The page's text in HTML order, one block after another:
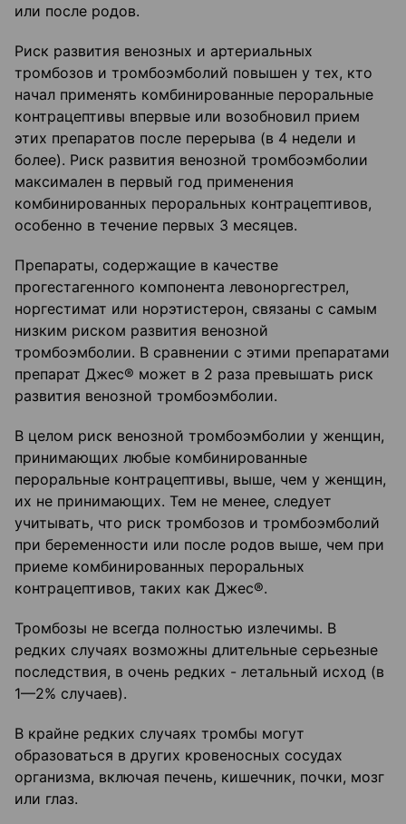
или после родов.
Риск развития венозных и артериальных
тромбозов и тромбоэмболий повышен у тех, кто
начал применять комбинированные пероральные
контрацептивы впервые или возобновил прием
этих препаратов после перерыва (в 4 недели и
более). Риск развития венозной тромбоэмболии
максимален в первый год применения
комбинированных пероральных контрацептивов,
особенно в течение первых 3 месяцев.
Препараты, содержащие в качестве
прогестагенного компонента левоноргестрел,
норгестимат или норэтистерон, связаны с самым
низким риском развития венозной
тромбоэмболии. В сравнении с этими препаратами
препарат Джес® может в 2 раза превышать риск
развития венозной тромбоэмболии.
В целом риск венозной тромбоэмболии у женщин,
принимающих любые комбинированные
пероральные контрацептивы, выше, чем у женщин,
их не принимающих. Тем не менее, следует
учитывать, что риск тромбозов и тромбоэмболий
при беременности или после родов выше, чем при
приеме комбинированных пероральных
контрацептивов, таких как Джес®.
Тромбозы не всегда полностью излечимы. В
редких случаях возможны длительные серьезные
последствия, в очень редких - летальный исход (в
1—2% случаев).
В крайне редких случаях тромбы могут
образоваться в других кровеносных сосудах
организма, включая печень, кишечник, почки, мозг
или глаз.